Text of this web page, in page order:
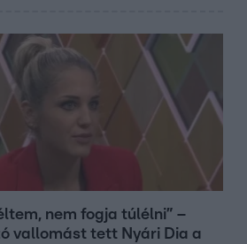
nem fogja túlélni” –
vallomást tett Nyári Dia a